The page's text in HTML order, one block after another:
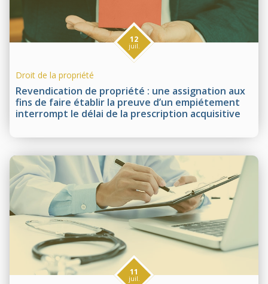
Revendication de propriété : une assignation aux
fins de faire établir la preuve d’un empiétement
interrompt le délai de la prescription acquisitive
12
juil.
Droit de la propriété
11
juil.